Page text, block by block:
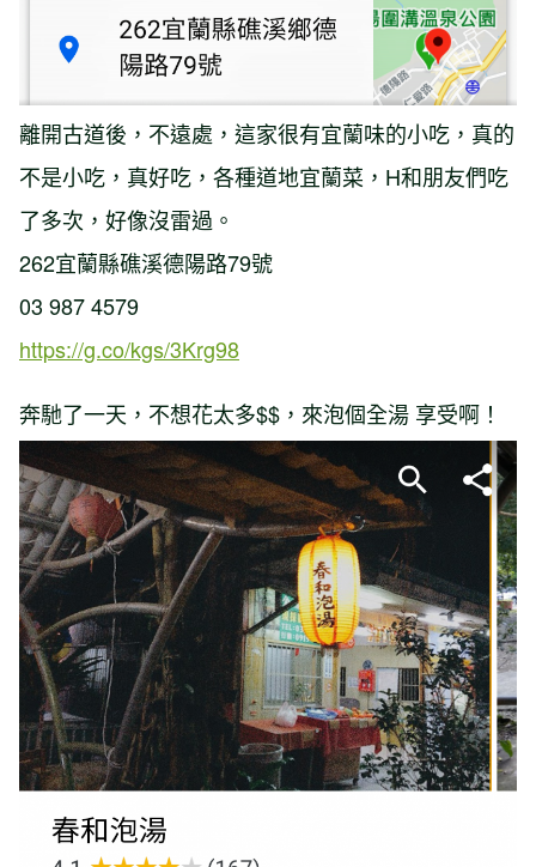
離開古道後，不遠處，這家很有宜蘭味的小吃，真的
不是小吃，真好吃，各種道地宜蘭菜，H和朋友們吃
了多次，好像沒雷過。
262宜蘭縣礁溪德陽路79號
03 987 4579
https://g.co/kgs/3Krg98
奔馳了一天，不想花太多$$，來泡個全湯 享受啊！